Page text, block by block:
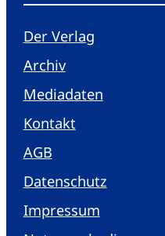
Der Verlag
Archiv
Mediadaten
Kontakt
AGB
Datenschutz
Impressum